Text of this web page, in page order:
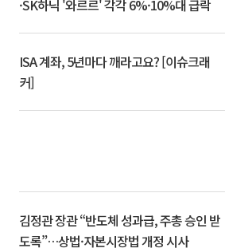
·SK하닉 '와르르' 각각 6%·10%대 급락
ISA 계좌, 5년마다 깨라고요? [이슈크래
커]
김정관 장관 “반도체 성과급, 주총 승인 받
도록”…상법·자본시장법 개정 시사